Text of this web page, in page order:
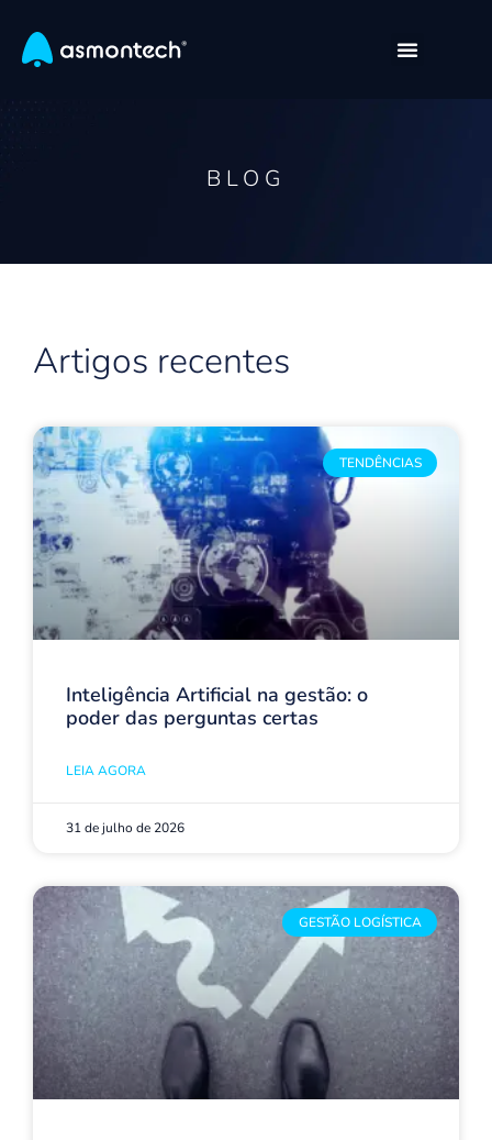
BLOG
Artigos recentes
TENDÊNCIAS
Inteligência Artificial na gestão: o
poder das perguntas certas
LEIA AGORA
31 de julho de 2026
GESTÃO LOGÍSTICA